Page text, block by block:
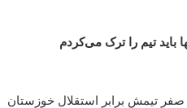
باید تیم را ترک می‌کردم
تیمش برابر استقلال خوزستان